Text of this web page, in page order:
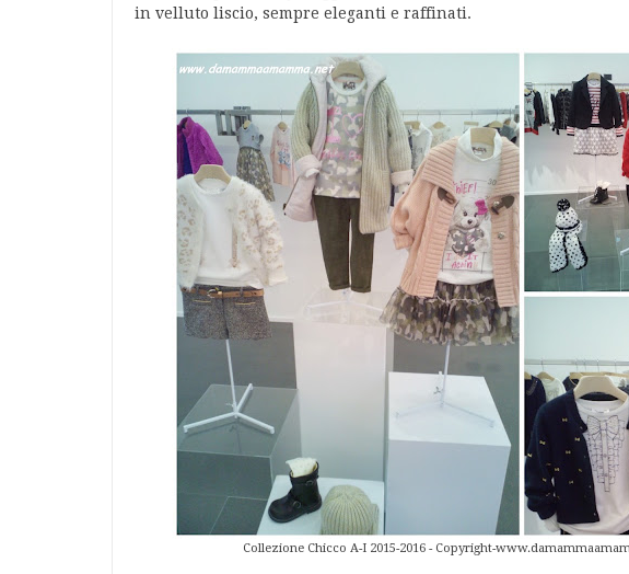
in velluto liscio, sempre eleganti e raffinati.
Collezione Chicco A-I 2015-2016 - Copyright-